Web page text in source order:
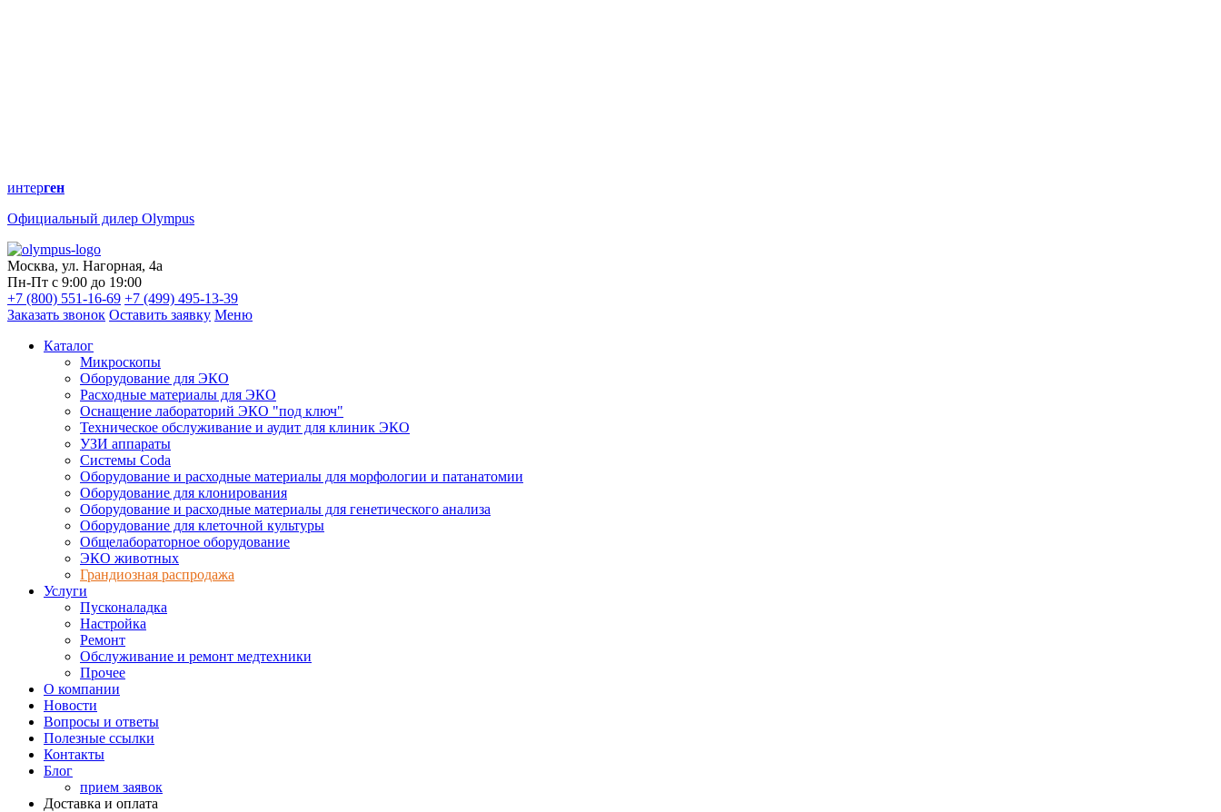
интерген
Официальный дилер Olympus
Москва, ул. Нагорная, 4а
Пн-Пт с 9:00 до 19:00
+7 (800) 551-16-69 +7 (499) 495-13-39
Заказать звонок Оставить заявку Меню
Каталог
Микроскопы
Оборудование для ЭКО
Расходные материалы для ЭКО
Оснащение лабораторий ЭКО "под ключ"
Техническое обслуживание и аудит для клиник ЭКО
УЗИ аппараты
Системы Coda
Оборудование и расходные материалы для морфологии и патанатомии
Оборудование для клонирования
Оборудование и расходные материалы для генетического анализа
Оборудование для клеточной культуры
Общелабораторное оборудование
ЭКО животных
Грандиозная распродажа
Услуги
Пусконаладка
Настройка
Ремонт
Обслуживание и ремонт медтехники
Прочее
О компании
Новости
Вопросы и ответы
Полезные ссылки
Контакты
Блог
прием заявок
Доставка и оплата